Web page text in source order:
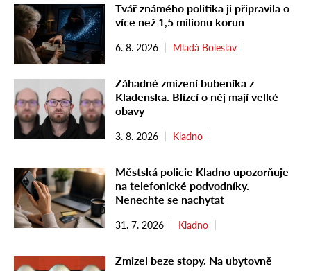
Tvář známého politika ji připravila o
více než 1,5 milionu korun
6. 8. 2026 Mladá Boleslav
Záhadné zmizení bubeníka z
Kladenska. Blízcí o něj mají velké
obavy
3. 8. 2026 Kladno
Městská policie Kladno upozorňuje
na telefonické podvodníky.
Nenechte se nachytat
31. 7. 2026 Kladno
Zmizel beze stopy. Na ubytovně